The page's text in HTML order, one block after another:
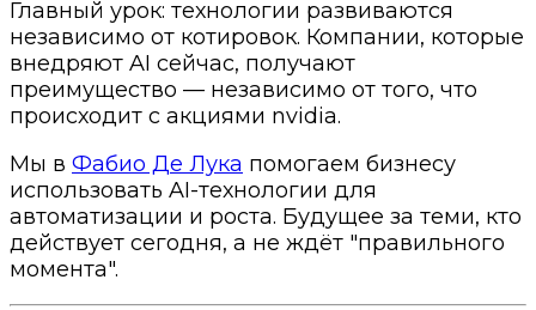
Главный урок: технологии развиваются
независимо от котировок. Компании, которые
внедряют AI сейчас, получают
преимущество — независимо от того, что
происходит с акциями nvidia.
Мы в Фабио Де Лука помогаем бизнесу
использовать AI-технологии для
автоматизации и роста. Будущее за теми, кто
действует сегодня, а не ждёт "правильного
момента".